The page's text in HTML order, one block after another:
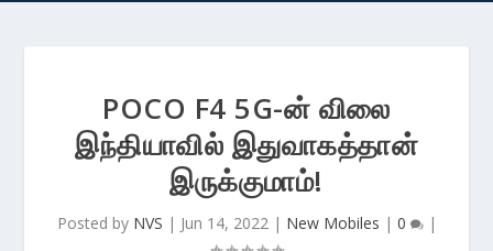
POCO F4 5G-ன் விலை
இந்தியாவில் இதுவாகத்தான்
இருக்குமாம்!
Posted by NVS | Jun 14, 2022| New Mobiles | 0 |